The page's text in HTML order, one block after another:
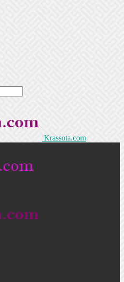
Krassota.com